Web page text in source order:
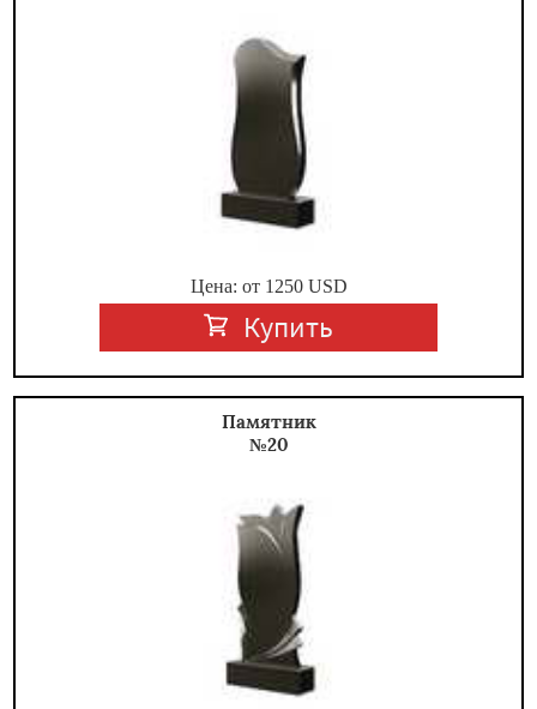
Цена: от 1250USD
Купить
Памятник
№20